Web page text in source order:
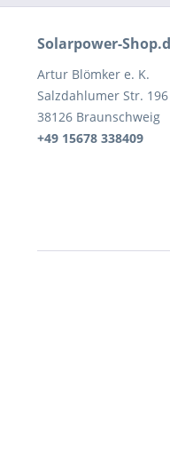
Solarpower-
Artur Blömker e. K.
Salzdahlumer Str.
38126 Braunschweig
+49 15678 338409